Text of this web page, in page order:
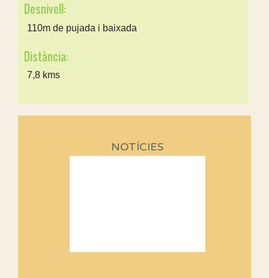
Desnivell:
110m de pujada i baixada
Distància:
7,8 kms
NOTÍCIES